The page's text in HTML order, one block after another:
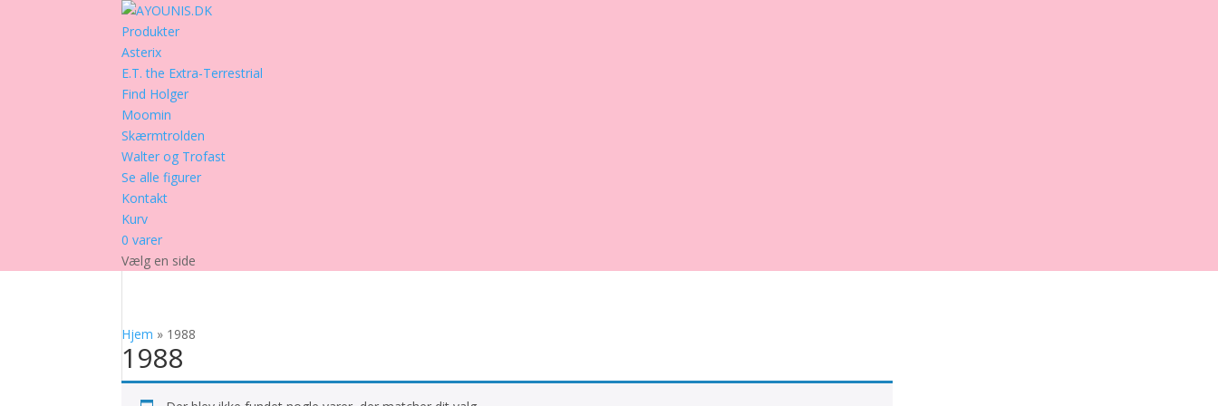
Produkter
Asterix
E.T. the Extra-Terrestrial
Find Holger
Moomin
Skærmtrolden
Walter og Trofast
Se alle figurer
Kontakt
Kurv
0 varer
Vælg en side
Hjem » 1988
1988